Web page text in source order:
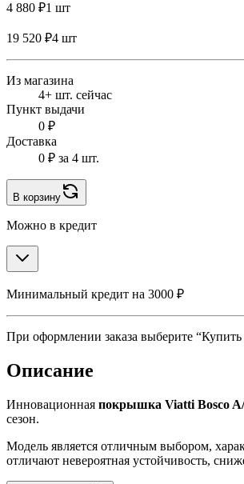
4 880 ₽1 шт
19 520 ₽4 шт
Из магазина
4+ шт. сейчас
Пункт выдачи
0 ₽
Доставка
0 ₽ за 4 шт.
В корзину
Можно в кредит
Минимальный кредит на 3000 ₽
При оформлении заказа выберите
Описание
Инновационная покрышка Viatti Bosco
сезон.
Модель является отличным выбором,
отличают невероятная устойчивость,